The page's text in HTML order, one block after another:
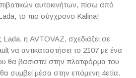
αυτοκινήτων, πίσω από
το πιο σύγχρονο Kalina!
Lada, η AVTOVAZ, σχεδιάζει σε
να αντικαταστήσει το 2107 με ένα
θα βασιστεί στην πλατφόρμα του
συμβεί μέσα στην επόμενη 4ετία.